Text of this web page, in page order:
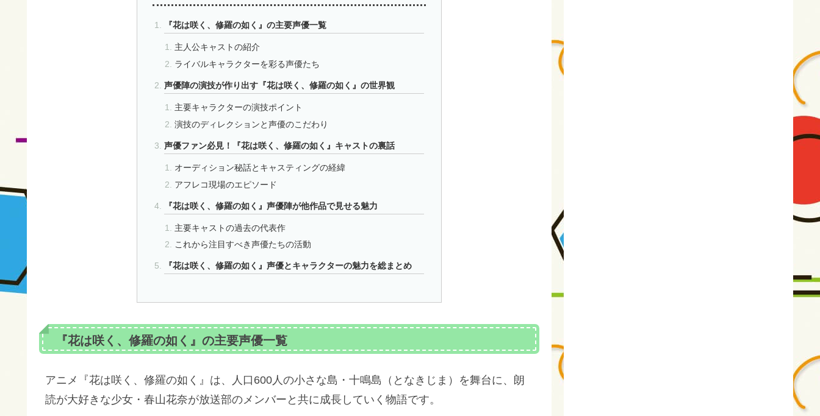
『花は咲く、修羅の如く』の主要声優一覧
主人公キャストの紹介
ライバルキャラクターを彩る声優たち
声優陣の演技が作り出す『花は咲く、修羅の如く』の世界観
主要キャラクターの演技ポイント
演技のディレクションと声優のこだわり
声優ファン必見！『花は咲く、修羅の如く』キャストの裏話
オーディション秘話とキャスティングの経緯
アフレコ現場のエピソード
『花は咲く、修羅の如く』声優陣が他作品で見せる魅力
主要キャストの過去の代表作
これから注目すべき声優たちの活動
『花は咲く、修羅の如く』声優とキャラクターの魅力を総まとめ
『花は咲く、修羅の如く』の主要声優一覧
アニメ『花は咲く、修羅の如く』は、人口600人の小さな島・十鳴島（となきじま）を舞台に、朗
読が大好きな少女・春山花奈が放送部のメンバーと共に成長していく物語です。